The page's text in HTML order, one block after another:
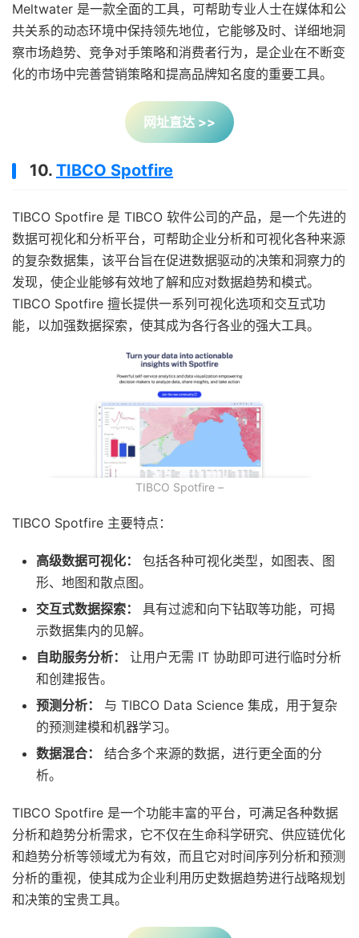
Meltwater 是一款全面的工具，可帮助专业人士在媒体和公
共关系的动态环境中保持领先地位，它能够及时、详细地洞
察市场趋势、竞争对手策略和消费者行为，是企业在不断变
化的市场中完善营销策略和提高品牌知名度的重要工具。
网址直达 >>
10. TIBCO Spotfire
TIBCO Spotfire 是 TIBCO 软件公司的产品，是一个先进的
数据可视化和分析平台，可帮助企业分析和可视化各种来源
的复杂数据集，该平台旨在促进数据驱动的决策和洞察力的
发现，使企业能够有效地了解和应对数据趋势和模式。
TIBCO Spotfire 擅长提供一系列可视化选项和交互式功
能，以加强数据探索，使其成为各行各业的强大工具。
TIBCO Spotfire –
TIBCO Spotfire 主要特点：
高级数据可视化：
包括各种可视化类型，如图表、图
形、地图和散点图。
交互式数据探索：
具有过滤和向下钻取等功能，可揭
示数据集内的见解。
自助服务分析：
让用户无需 IT 协助即可进行临时分析
和创建报告。
预测分析：
与 TIBCO Data Science 集成，用于复杂
的预测建模和机器学习。
数据混合：
结合多个来源的数据，进行更全面的分
析。
TIBCO Spotfire 是一个功能丰富的平台，可满足各种数据
分析和趋势分析需求，它不仅在生命科学研究、供应链优化
和趋势分析等领域尤为有效，而且它对时间序列分析和预测
分析的重视，使其成为企业利用历史数据趋势进行战略规划
和决策的宝贵工具。